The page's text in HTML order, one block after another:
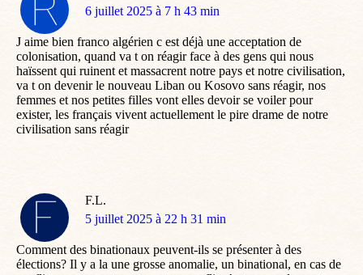
dit
6 juillet 2025 à 7 h 43 min
J aime bien franco algérien c est déjà une acceptation de
colonisation, quand va t on réagir face à des gens qui nous
haïssent qui ruinent et massacrent notre pays et notre civilisation,
va t on devenir le nouveau Liban ou Kosovo sans réagir, nos
femmes et nos petites filles vont elles devoir se voiler pour
exister, les français vivent actuellement le pire drame de notre
civilisation sans réagir
F.L.
dit
5 juillet 2025 à 22 h 31 min
Comment des binationaux peuvent-ils se présenter à des
élections? Il y a la une grosse anomalie, un binational, en cas de